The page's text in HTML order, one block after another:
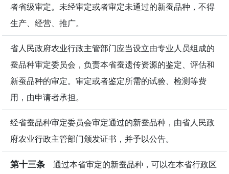
者省级审定。未经审定或者审定未通过的新蚕品种，不得
生产、经营、推广。
省人民政府农业行政主管部门应当设立由专业人员组成的
蚕品种审定委员会，负责本省蚕遗传资源的鉴定、评估和
新蚕品种的审定。审定或者鉴定所需的试验、检测等费
用，由申请者承担。
经省蚕品种审定委员会审定通过的新蚕品种，由省人民政
府农业行政主管部门颁发证书，并予以公告。
第十三条 通过本省审定的新蚕品种，可以在本省行政区